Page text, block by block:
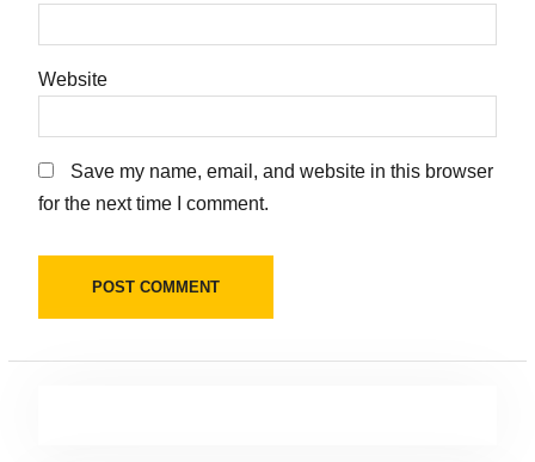
Website
Save my name, email, and website in this browser
for the next time I comment.